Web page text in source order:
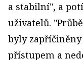
a stabilní", a
uživatelů.
byly
přístupem a